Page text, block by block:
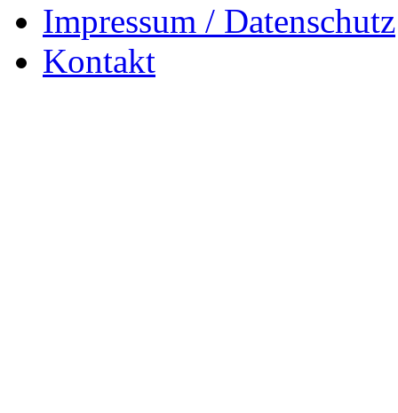
Impressum / Datenschutz
Kontakt